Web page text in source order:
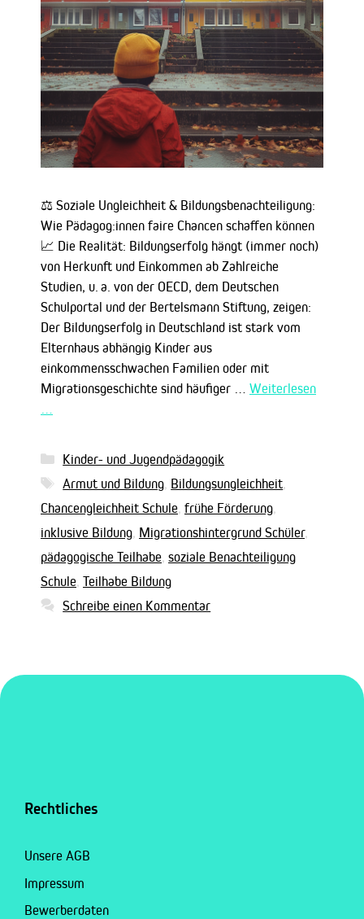
⚖️ Soziale Ungleichheit & Bildungsbenachteiligung:
Wie Pädagog:innen faire Chancen schaffen können
📈 Die Realität: Bildungserfolg hängt (immer noch)
von Herkunft und Einkommen ab Zahlreiche
Studien, u. a. von der OECD, dem Deutschen
Schulportal und der Bertelsmann Stiftung, zeigen:
Der Bildungserfolg in Deutschland ist stark vom
Elternhaus abhängig Kinder aus
einkommensschwachen Familien oder mit
Migrationsgeschichte sind häufiger … Weiterlesen
…
Kategorien
Kinder- und Jugendpädagogik
Schlagwörter
Armut und Bildung, Bildungsungleichheit,
Chancengleichheit Schule, frühe Förderung,
inklusive Bildung, Migrationshintergrund Schüler,
pädagogische Teilhabe, soziale Benachteiligung
Schule, Teilhabe Bildung
Schreibe einen Kommentar
Rechtliches
Unsere AGB
Impressum
Bewerberdaten